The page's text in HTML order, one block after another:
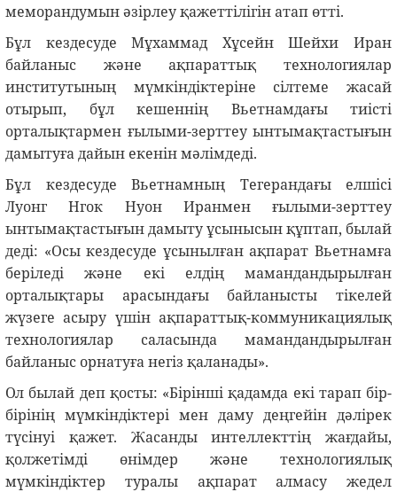
меморандумын әзірлеу қажеттілігін атап өтті.
Бұл кездесуде Мұхаммад Хұсейн Шейхи Иран
байланыс және ақпараттық технологиялар
институтының мүмкіндіктеріне сілтеме жасай
отырып, бұл кешеннің Вьетнамдағы тиісті
орталықтармен ғылыми-зерттеу ынтымақтастығын
дамытуға дайын екенін мәлімдеді.
Бұл кездесуде Вьетнамның Тегерандағы елшісі
Луонг Нгок Нуон Иранмен ғылыми-зерттеу
ынтымақтастығын дамыту ұсынысын құптап, былай
деді: «Осы кездесуде ұсынылған ақпарат Вьетнамға
беріледі және екі елдің мамандандырылған
орталықтары арасындағы байланысты тікелей
жүзеге асыру үшін ақпараттық-коммуникациялық
технологиялар саласында мамандандырылған
байланыс орнатуға негіз қаланады».
Ол былай деп қосты: «Бірінші қадамда екі тарап бір-
бірінің мүмкіндіктері мен даму деңгейін дәлірек
түсінуі қажет. Жасанды интеллекттің жағдайы,
қолжетімді өнімдер және технологиялық
мүмкіндіктер туралы ақпарат алмасу жедел